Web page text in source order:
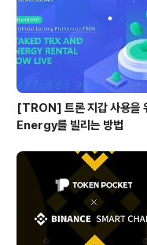
지급될 예정입니다. 베타 파이낸
을 차입, 대출, 공매도하는 기능을
켓 프로토콜로 지난 7월에 포스팅
[TRON] 트론 지갑 사용을
Energy를 빌리는 방법